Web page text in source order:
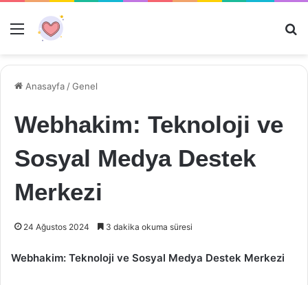
Menü
Anasayfa /Genel
Webhakim: Teknoloji ve
Sosyal Medya Destek
Merkezi
24 Ağustos 2024 3 dakika okuma süresi
Webhakim: Teknoloji ve Sosyal Medya Destek Merkezi